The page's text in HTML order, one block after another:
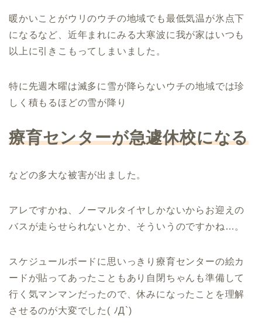
暖かいことがウリのウチの地域でも最低気温が氷点下
になるなど、近年まれにみる大寒波に我が家はいつも
以上に引きこもってしまいました。
特に先週木曜は滅多に雪が降らないウチの地域では珍
しく積もるほどの雪が降り
療育センターが急遽休校になる
などの多大な被害が出ました。
アレですかね、ノーマルタイヤしかないからお迎えの
バスが走らせられないとか、そういうのですかね…。
スケジュールボードに思いっきり療育センターの絵カ
ードが貼ってあったこともあり自閉ちゃんも準備して
行く気マンマンだったので、休みになったことを理解
させるのが大変でした( ﾉД`)